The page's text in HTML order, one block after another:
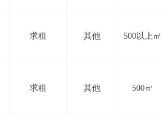
求租 其他 500以上㎡
求租 其他 500㎡